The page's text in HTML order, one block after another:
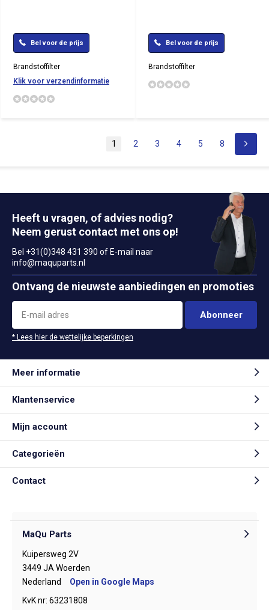
Bel voor de prijs
Brandstoffilter
Klik voor verzendinformatie
Bel voor de prijs
Brandstoffilter
1 2 3 4 5 8
Heeft u vragen, of advies nodig?
Neem gerust contact met ons op!
Bel +31(0)348 431 390 of E-mail naar
info@maquparts.nl
Ontvang de nieuwste aanbiedingen en promoties
Abonneer
* Lees hier de wettelijke beperkingen
Meer informatie
Klantenservice
Mijn account
Categorieën
Contact
MaQu Parts
Kuipersweg 2V
3449 JA Woerden
Nederland
Open in Google Maps
KvK nr: 63231808